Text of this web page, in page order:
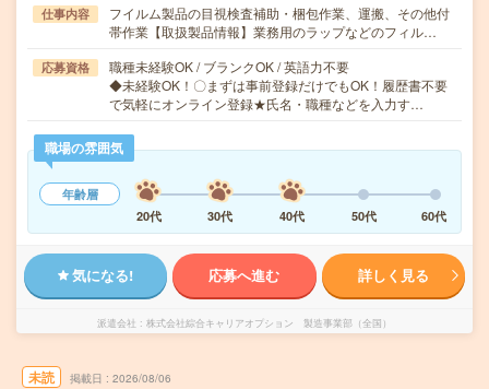
仕事内容
フイルム製品の目視検査補助・梱包作業、運搬、その他付
帯作業【取扱製品情報】業務用のラップなどのフィル…
応募資格
職種未経験OK / ブランクOK / 英語力不要
◆未経験OK！〇まずは事前登録だけでもOK！履歴書不要
で気軽にオンライン登録★氏名・職種などを入力す…
職場の雰囲気
年齢層
20代
30代 40代 50代 60代
気になる! 応募へ進む 詳しく見る
派遣会社 株式会社綜合キャリアオプション 製造事業部（全国）
未読 掲載日 2026/08/06